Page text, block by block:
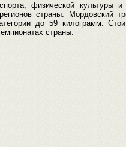
физической культуры
страны. Мордовский
до 59 килограмм.
страны.